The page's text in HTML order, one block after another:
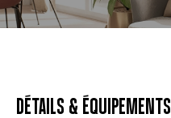
DÉTAILS & ÉQUIPEMENTS